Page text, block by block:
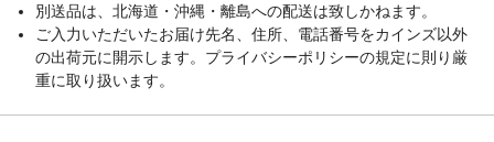
別送品は、北海道・沖縄・離島への配送は致しかねます。
ご入力いただいたお届け先名、住所、電話番号をカインズ以外
の出荷元に開示します。プライバシーポリシーの規定に則り厳
重に取り扱います。